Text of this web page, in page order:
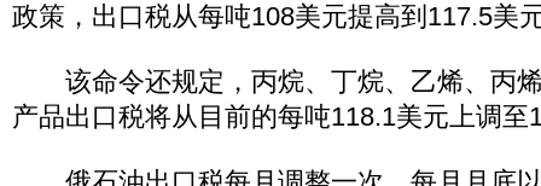
政策，出口税从每吨108美元提高到117.5美
该命令还规定，丙烷、丁烷、乙烯、丙
产品出口税将从目前的每吨118.1美元上调至